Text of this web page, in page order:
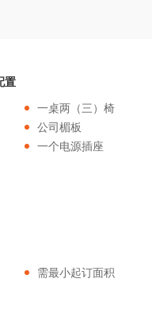
置
一桌两（三）椅
公司楣板
一个电源插座
需最小起订面积